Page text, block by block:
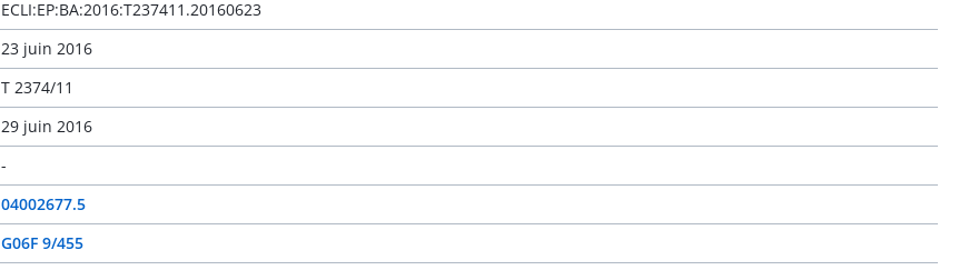
ECLI:EP:BA:2016:T237411.20160623
23 juin 2016
T 2374/11
29 juin 2016
-
04002677.5
G06F 9/455